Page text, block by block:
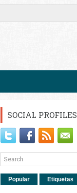
SOCIAL PROFILES
Popular Etiquetas